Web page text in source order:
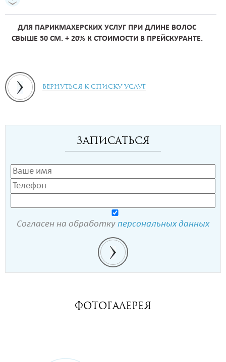
ДЛЯ ПАРИКМАХЕРСКИХ УСЛУГ ПРИ ДЛИНЕ ВОЛОС
СВЫШЕ 50 СМ. + 20% К СТОИМОСТИ В ПРЕЙСКУРАНТЕ.
Вернуться к списку услуг
Записаться
Согласен на обработку персональных данных
Фотогалерея